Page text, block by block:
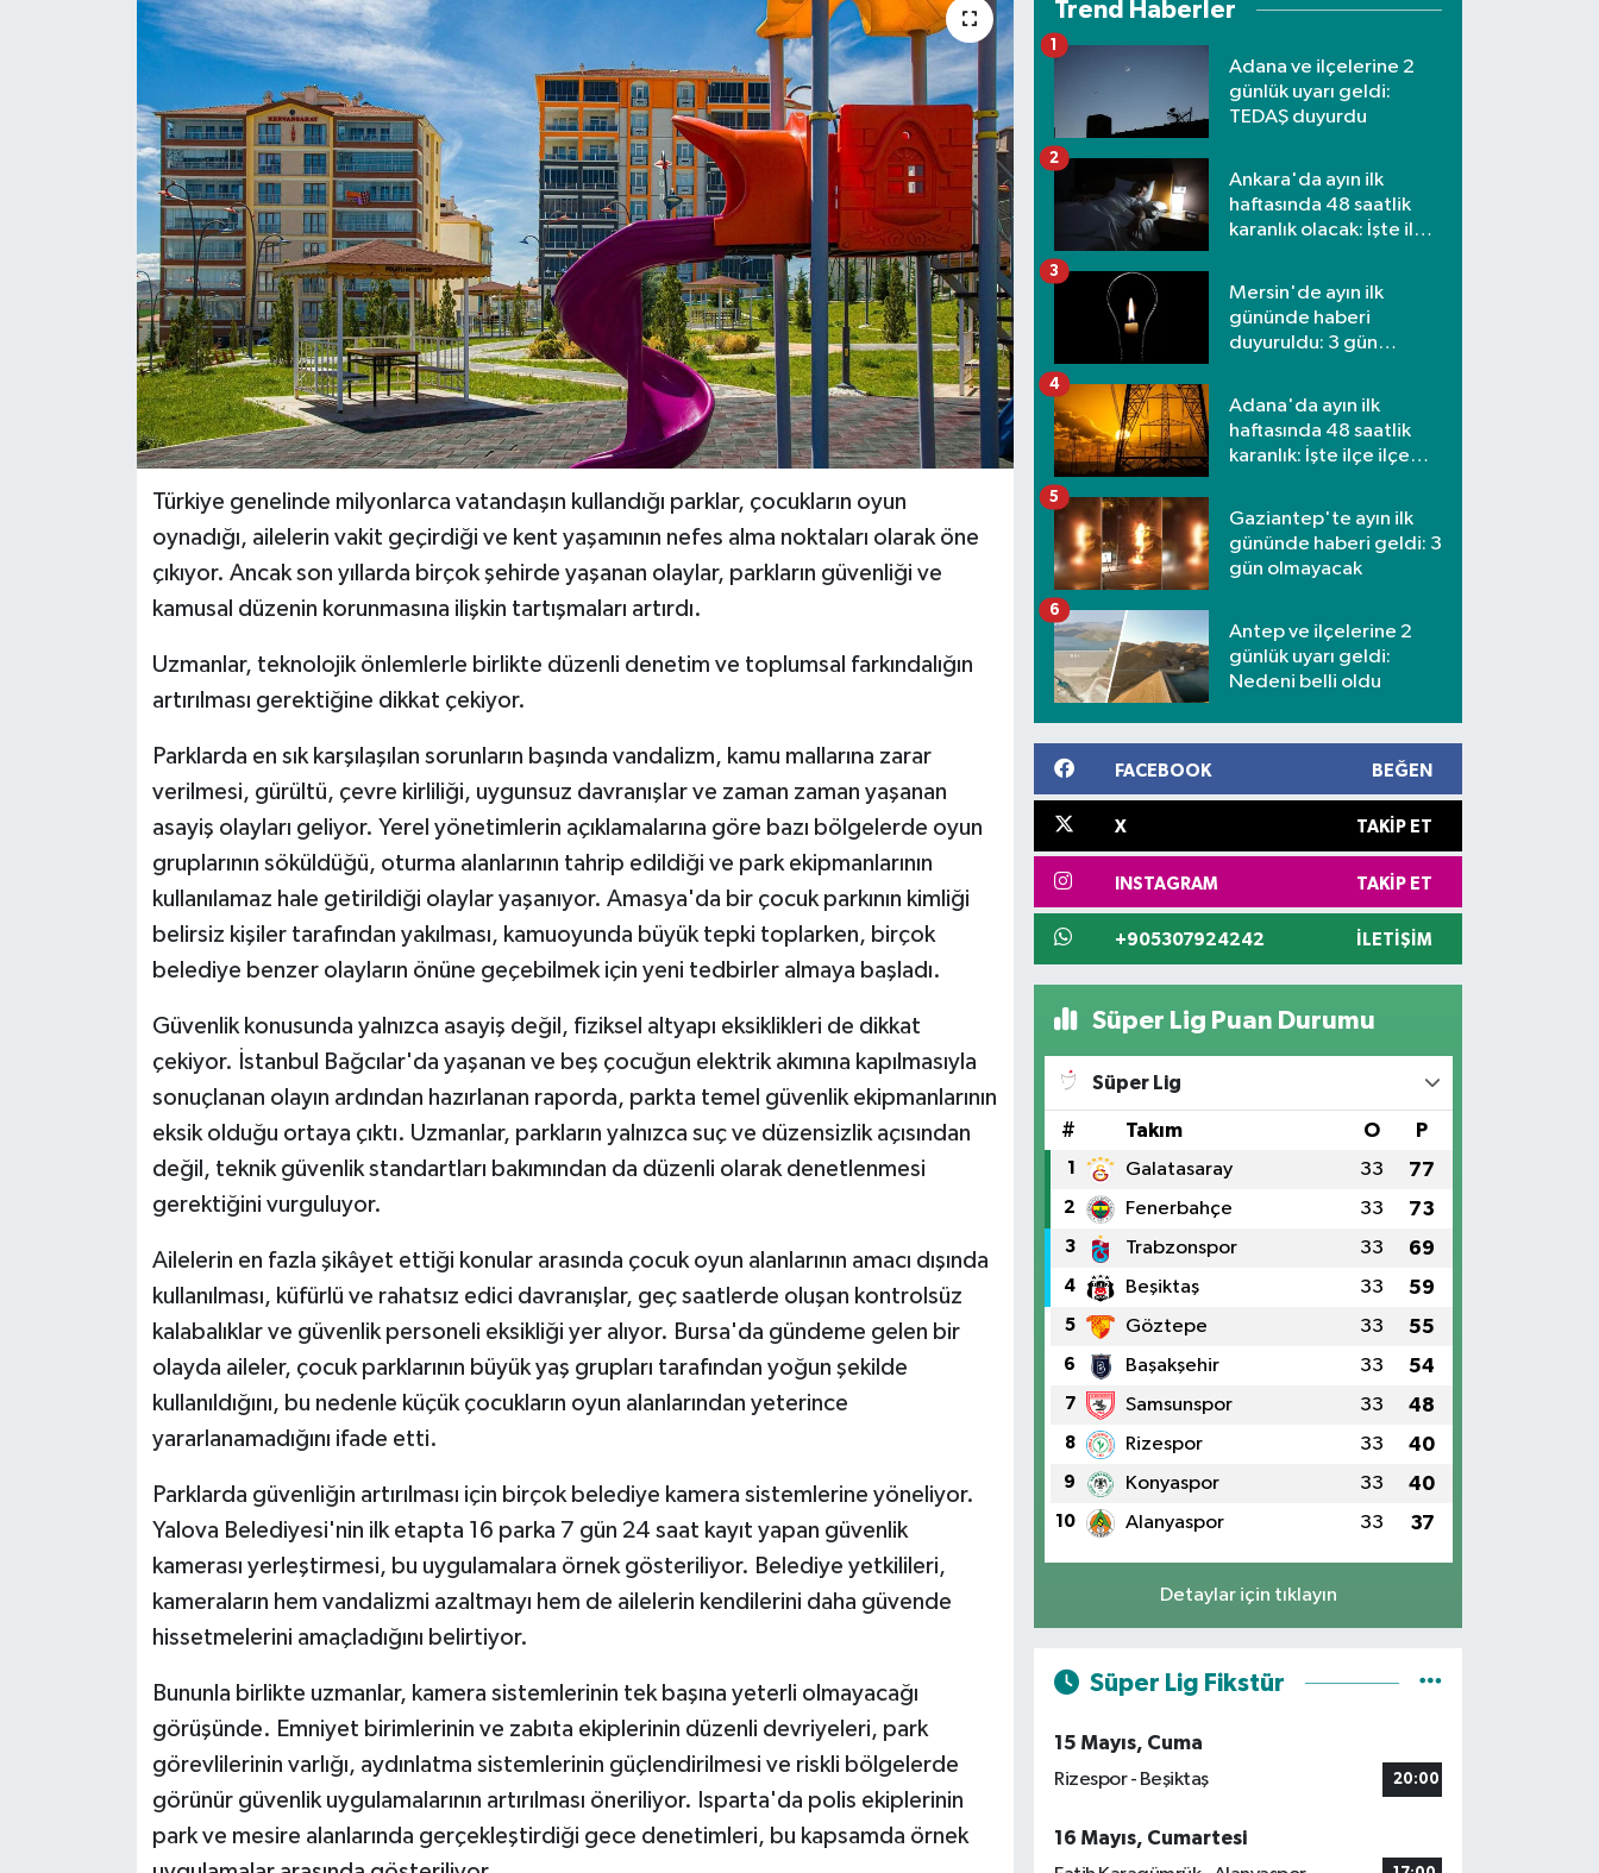
Türkiye genelinde milyonlarca vatandaşın kullandığı parklar, çocukların oyun
oynadığı, ailelerin vakit geçirdiği ve kent yaşamının nefes alma noktaları olarak öne
çıkıyor. Ancak son yıllarda birçok şehirde yaşanan olaylar, parkların güvenliği ve
kamusal düzenin korunmasına ilişkin tartışmaları artırdı.
Uzmanlar, teknolojik önlemlerle birlikte düzenli denetim ve toplumsal farkındalığın
artırılması gerektiğine dikkat çekiyor.
Parklarda en sık karşılaşılan sorunların başında vandalizm, kamu mallarına zarar
verilmesi, gürültü, çevre kirliliği, uygunsuz davranışlar ve zaman zaman yaşanan
asayiş olayları geliyor. Yerel yönetimlerin açıklamalarına göre bazı bölgelerde oyun
gruplarının söküldüğü, oturma alanlarının tahrip edildiği ve park ekipmanlarının
kullanılamaz hale getirildiği olaylar yaşanıyor. Amasya'da bir çocuk parkının kimliği
belirsiz kişiler tarafından yakılması, kamuoyunda büyük tepki toplarken, birçok
belediye benzer olayların önüne geçebilmek için yeni tedbirler almaya başladı.
Güvenlik konusunda yalnızca asayiş değil, fiziksel altyapı eksiklikleri de dikkat
çekiyor. İstanbul Bağcılar'da yaşanan ve beş çocuğun elektrik akımına kapılmasıyla
sonuçlanan olayın ardından hazırlanan raporda, parkta temel güvenlik ekipmanlarının
eksik olduğu ortaya çıktı. Uzmanlar, parkların yalnızca suç ve düzensizlik açısından
değil, teknik güvenlik standartları bakımından da düzenli olarak denetlenmesi
gerektiğini vurguluyor.
Ailelerin en fazla şikâyet ettiği konular arasında çocuk oyun alanlarının amacı dışında
kullanılması, küfürlü ve rahatsız edici davranışlar, geç saatlerde oluşan kontrolsüz
kalabalıklar ve güvenlik personeli eksikliği yer alıyor. Bursa'da gündeme gelen bir
olayda aileler, çocuk parklarının büyük yaş grupları tarafından yoğun şekilde
kullanıldığını, bu nedenle küçük çocukların oyun alanlarından yeterince
yararlanamadığını ifade etti.
Parklarda güvenliğin artırılması için birçok belediye kamera sistemlerine yöneliyor.
Yalova Belediyesi'nin ilk etapta 16 parka 7 gün 24 saat kayıt yapan güvenlik
kamerası yerleştirmesi, bu uygulamalara örnek gösteriliyor. Belediye yetkilileri,
kameraların hem vandalizmi azaltmayı hem de ailelerin kendilerini daha güvende
hissetmelerini amaçladığını belirtiyor.
Bununla birlikte uzmanlar, kamera sistemlerinin tek başına yeterli olmayacağı
görüşünde. Emniyet birimlerinin ve zabıta ekiplerinin düzenli devriyeleri, park
görevlilerinin varlığı, aydınlatma sistemlerinin güçlendirilmesi ve riskli bölgelerde
görünür güvenlik uygulamalarının artırılması öneriliyor. Isparta'da polis ekiplerinin
park ve mesire alanlarında gerçekleştirdiği gece denetimleri, bu kapsamda örnek
Trend Haberler
Adana ve ilçelerine 2
günlük uyarı geldi:
TEDAŞ duyurdu
1
Ankara'da ayın ilk
haftasında 48 saatlik
karanlık olacak: İşte ilçe
2
Mersin'de ayın ilk
gününde haberi
duyuruldu: 3 gün
3
Adana'da ayın ilk
haftasında 48 saatlik
karanlık: İşte ilçe ilçe
4
Gaziantep'te ayın ilk
gününde haberi geldi: 3
gün olmayacak
5
Antep ve ilçelerine 2
günlük uyarı geldi:
Nedeni belli oldu
6
FACEBOOK BEĞEN
X TAKIP ET
INSTAGRAM TAKIP ET
+905307924242 İLETIŞIM
Süper Lig Puan Durumu
Süper Lig
# Takım O P
1 Galatasaray 33 77
2 Fenerbahçe 33 73
3 Trabzonspor 33 69
4 Beşiktaş 33 59
5 Göztepe 33 55
6 Başakşehir 33 54
7 Samsunspor 33 48
8 Rizespor 33 40
9 Konyaspor 33 40
10 Alanyaspor 33 37
Detaylar için tıklayın
Süper Lig Fikstür
15 Mayıs, Cuma
Rizespor - Beşiktaş
20:00
16 Mayıs, Cumartesi
Gündem
İlim & İrfan
Kültür & Sanat
Sağlık & Yaşam